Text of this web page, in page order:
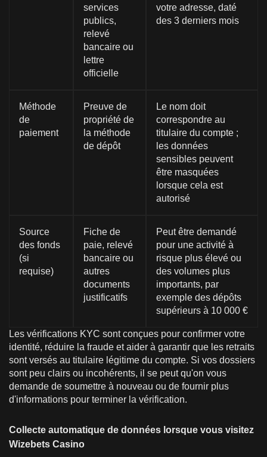
services
publics,
relevé
bancaire ou
lettre
officielle
votre adresse, daté
des 3 derniers mois
Méthode
de
paiement
Preuve de
propriété de
la méthode
de dépôt
Le nom doit
correspondre au
titulaire du compte ;
les données
sensibles peuvent
être masquées
lorsque cela est
autorisé
Source
des fonds
(si
requise)
Fiche de
paie, relevé
bancaire ou
autres
documents
justificatifs
Peut être demandé
pour une activité à
risque plus élevé ou
des volumes plus
importants, par
exemple des dépôts
supérieurs à 10 000 €
Les vérifications KYC sont conçues pour confirmer votre
identité, réduire la fraude et aider à garantir que les retraits
sont versés au titulaire légitime du compte. Si vos dossiers
sont peu clairs ou incohérents, il se peut qu'on vous
demande de soumettre à nouveau ou de fournir plus
d'informations pour terminer la vérification.
Collecte automatique de données lorsque vous visitez
Wizebets Casino